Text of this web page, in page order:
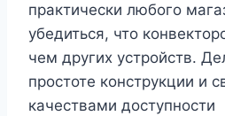
практически любого
убедиться, что
чем других устройств.
простоте конструкции и
качествами доступности